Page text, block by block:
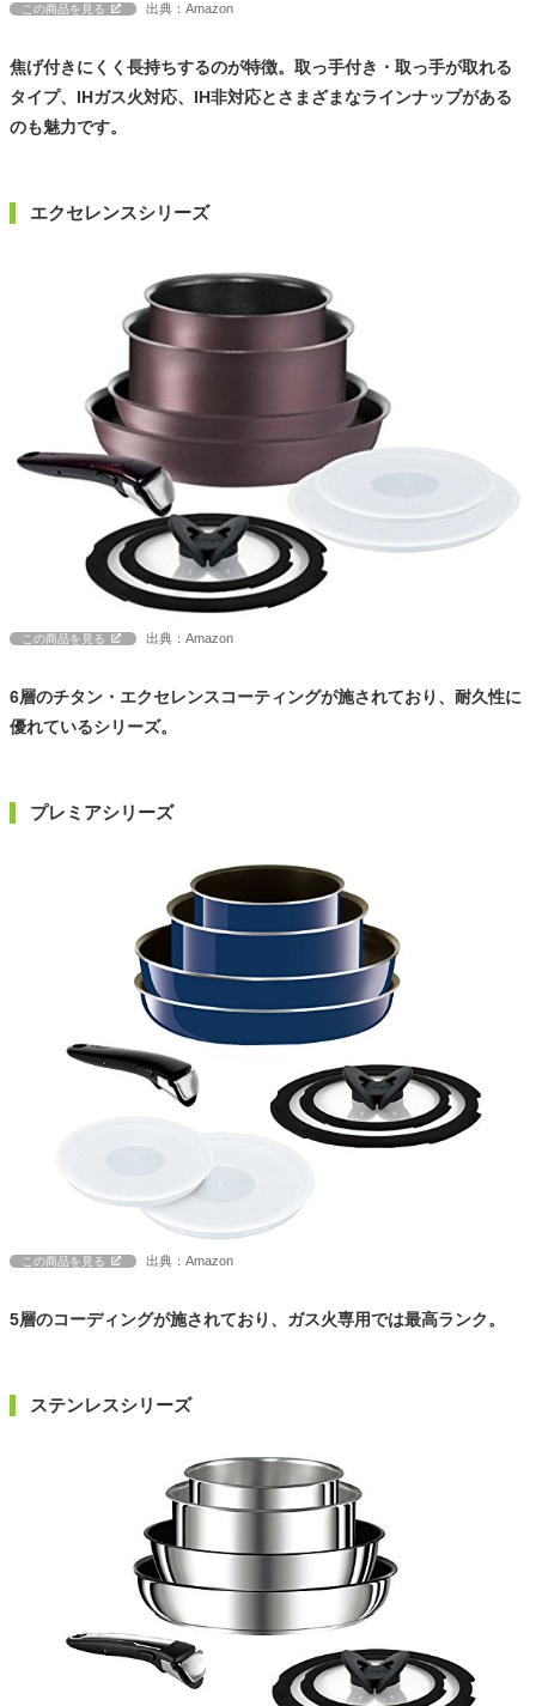
この商品を見る 出典：Amazon
焦げ付きにくく長持ちするのが特徴。取っ手付き・取っ手が取れる
タイプ、IHガス火対応、IH非対応とさまざまなラインナップがある
のも魅力です。
エクセレンスシリーズ
この商品を見る 出典：Amazon
6層のチタン・エクセレンスコーティングが施されており、耐久性に
優れているシリーズ。
プレミアシリーズ
この商品を見る 出典：Amazon
5層のコーディングが施されており、ガス火専用では最高ランク。
ステンレスシリーズ